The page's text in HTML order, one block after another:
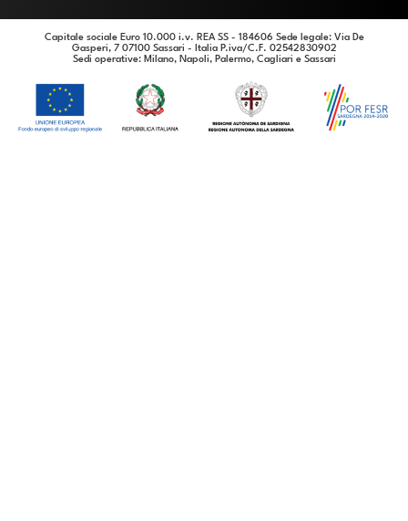
Capitale sociale Euro 10.000 i.v. REA SS - 184606 Sede legale: Via De
Gasperi, 7 07100 Sassari - Italia P.iva/C.F. 02542830902
Sedi operative: Milano, Napoli, Palermo, Cagliari e Sassari